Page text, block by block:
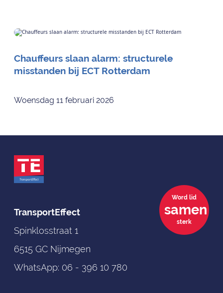
Chauffeurs slaan alarm: structurele
misstanden bij ECT Rotterdam
Woensdag 11 februari 2026
TransportEffect
Spinklosstraat 1
6515 GC Nijmegen
WhatsApp: 06 - 396 10 780
Word lid
samen
sterk